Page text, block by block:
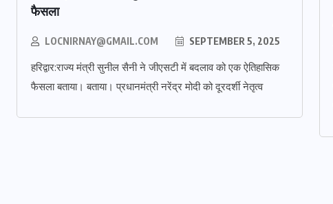
फैसला
LOCNIRNAY@GMAIL.COM SEPTEMBER 5, 2025
हरिद्वार:राज्य मंत्री सुनील सैनी ने जीएसटी में बदलाव को एक ऐतिहासिक
फैसला बताया। बताया। प्रधानमंत्री नरेंद्र मोदी को दूरदर्शी नेतृत्व